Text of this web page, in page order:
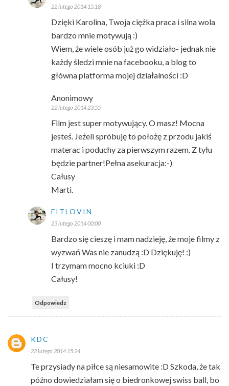
22 lutego 2014 15:18
Dzięki Karolina, Twoja ciężka praca i silna wola
bardzo mnie motywują :)
Wiem, że wiele osób już go widziało- jednak nie
każdy śledzi mnie na facebooku, a blog to
główna platforma mojej działalności :D
Anonimowy
22 lutego 2014 23:55
Film jest super motywujący. O masz! Mocna
jesteś. Jeżeli spróbuję to położę z przodu jakiś
materac i poduchy za pierwszym razem. Z tyłu
będzie partner!Pełna asekuracja:-)
Całusy
Marti.
FITLOVIN
23 lutego 2014 00:00
Bardzo się cieszę i mam nadzieję, że moje filmy z
wyzwań Was nie zanudzą :D Dziękuję! :)
I trzymam mocno kciuki :D
Całusy!
Odpowiedz
KDC
22 lutego 2014 15:24
Te przysiady na piłce są niesamowite :D Szkoda, że tak
późno dowiedziałam się o biedronkowej swiss ball, bo